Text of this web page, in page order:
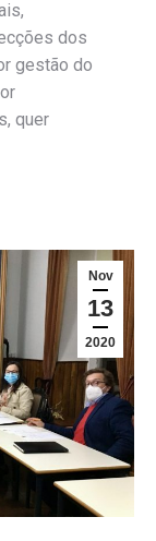
dos
gestão do
quer
Nov
13
2020